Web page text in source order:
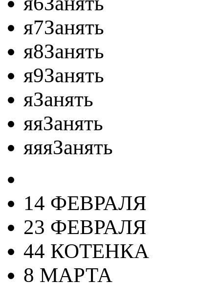
я7Занять
я8Занять
я9Занять
яЗанять
яяЗанять
яяяЗанять
14 ФЕВРАЛЯ
23 ФЕВРАЛЯ
44 КОТЕНКА
8 МАРТА